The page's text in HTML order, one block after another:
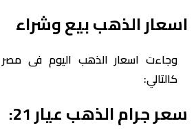
اسعار الذهب بيع وشراء
وجاءت اسعار الذهب اليوم فى
كالتالي:
سعر جرام الذهب عيار 21: